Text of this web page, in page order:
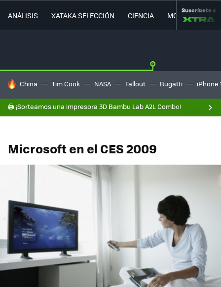
ANÁLISIS XATAKA SELECCIÓN CIENCIA MOVILIDAD
Suscríbete a
HOY SE HABLA DE
China Tim Cook NASA Fallout Bugatti iPhone
🖨️ ¡Sorteamos una impresora 3D Bambu Lab A2L Combo!
Microsoft en el CES 2009